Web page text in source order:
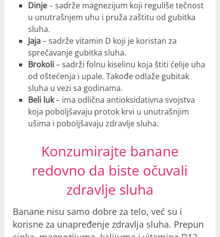
Dinje– sadrže magnezijum koji reguliše tečnost
u unutrašnjem uhu i pruža zaštitu od gubitka
sluha.
Jaja– sadrže vitamin D koji je koristan za
sprečavanje gubitka sluha.
Brokoli– sadrži folnu kiselinu koja štiti ćelije uha
od oštećenja i upale. Takođe odlaže gubitak
sluha u vezi sa godinama.
Beli luk– ima odlična antioksidativna svojstva
koja poboljšavaju protok krvi u unutrašnjim
ušima i poboljšavaju zdravlje sluha.
Konzumirajte banane
redovno da biste očuvali
zdravlje sluha
Banane nisu samo dobre za telo, već su i
korisne za unapređenje zdravlja sluha. Prepun